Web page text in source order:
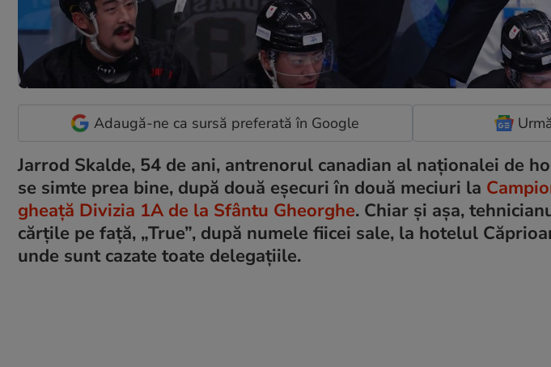
Adaugă-ne ca sursă preferată în Google
Jarrod Skalde, 54 de ani, antrenorul canadian al naționalei de
se simte prea bine, după două eșecuri în două meciuri la
gheață Divizia 1A de la Sfântu Gheorghe. Chiar și așa,
cărțile pe față, „True”, după numele fiicei sale, la hotelul
unde sunt cazate toate delegațiile.